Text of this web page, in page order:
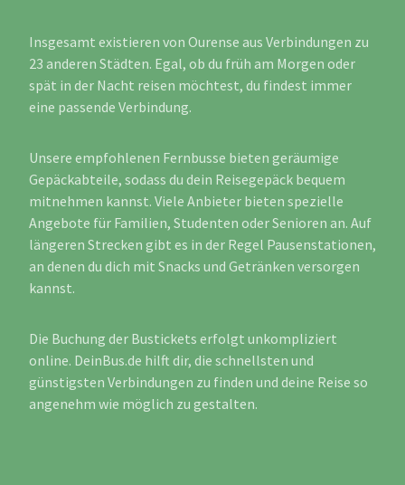
Insgesamt existieren von Ourense aus Verbindungen zu
23 anderen Städten. Egal, ob du früh am Morgen oder
spät in der Nacht reisen möchtest, du findest immer
eine passende Verbindung.
Unsere empfohlenen Fernbusse bieten geräumige
Gepäckabteile, sodass du dein Reisegepäck bequem
mitnehmen kannst. Viele Anbieter bieten spezielle
Angebote für Familien, Studenten oder Senioren an. Auf
längeren Strecken gibt es in der Regel Pausenstationen,
an denen du dich mit Snacks und Getränken versorgen
kannst.
Die Buchung der Bustickets erfolgt unkompliziert
online. DeinBus.de hilft dir, die schnellsten und
günstigsten Verbindungen zu finden und deine Reise so
angenehm wie möglich zu gestalten.